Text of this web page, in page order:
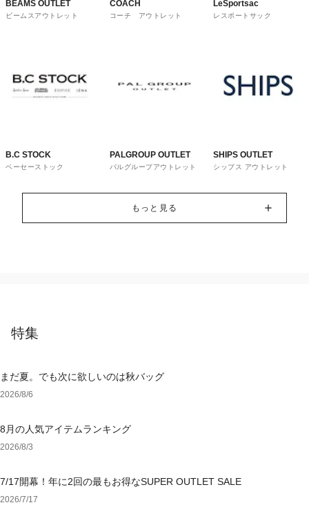
BEAMS OUTLET
ビームスアウトレット
COACH
コーチ アウトレット
LeSportsac
レスポートサック
B.C STOCK
ベーセーストック
PALGROUP OUTLET
パルグループアウトレット
SHIPS OUTLET
シップス アウトレット
もっと見る
特集
まだ夏。でも次に欲しいのは秋バッグ
2026/8/6
8月の人気アイテムランキング
2026/8/3
7/17開幕！年に2回の最もお得なSUPER OUTLET SALE
2026/7/17